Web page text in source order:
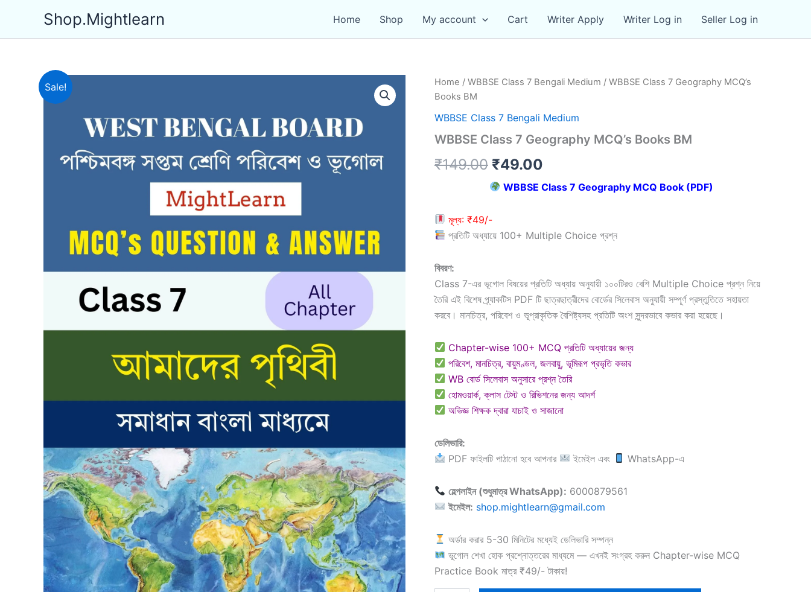
content
Shop.Mightlearn Home Shop My account Cart Writer Apply Writer Log in Seller Log in
Sale! Home / WBBSE Class 7 Bengali Medium / WBBSE Class 7 Geography MCQ’s
Books BM
WBBSE Class 7 Bengali Medium
WBBSE Class 7 Geography MCQ’s Books BM
₹149.00 Original
price
₹149.00.
₹49.00
price
₹49.00.
WBBSE Class 7 Geography MCQ Book (PDF)
মূল্য: ₹49/-
প্রতিটি অধ্যায়ে 100+ Multiple Choice প্রশ্ন
বিবরণ:
Class 7-এর ভূগোল বিষয়ের প্রতিটি অধ্যায় অনুযায়ী ১০০টিরও বেশি Multiple Choice প্রশ্ন নিয়ে
তৈরি এই বিশেষ প্র্যাকটিস PDF টি ছাত্রছাত্রীদের বোর্ডের সিলেবাস অনুযায়ী সম্পূর্ণ প্রস্তুতিতে সহায়তা
করবে। মানচিত্র, পরিবেশ ও ভূপ্রাকৃতিক বৈশিষ্ট্যসহ প্রতিটি অংশ সুন্দরভাবে কভার করা হয়েছে।
Chapter-wise 100+ MCQ প্রতিটি অধ্যায়ের জন্য
পরিবেশ, মানচিত্র, বায়ুমণ্ডল, জলবায়ু, ভূমিরূপ প্রভৃতি কভার
WB বোর্ড সিলেবাস অনুসারে প্রশ্ন তৈরি
হোমওয়ার্ক, ক্লাস টেস্ট ও রিভিশনের জন্য আদর্শ
অভিজ্ঞ শিক্ষক দ্বারা যাচাই ও সাজানো
ডেলিভারি:
PDF ফাইলটি পাঠানো হবে আপনার
ইমেইল এবং WhatsApp-এ
হেল্পলাইন (শুধুমাত্র WhatsApp): 6000879561
ইমেইল: shop.mightlearn@gmail.com
অর্ডার করার 5-30 মিনিটের মধ্যেই ডেলিভারি সম্পন্ন
ভূগোল শেখা হোক প্রশ্নোত্তরের মাধ্যমে — এখনই সংগ্রহ করুন Chapter-wise MCQ
Practice Book মাত্র ₹49/- টাকায়!